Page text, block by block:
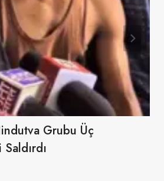
Grubu Üç